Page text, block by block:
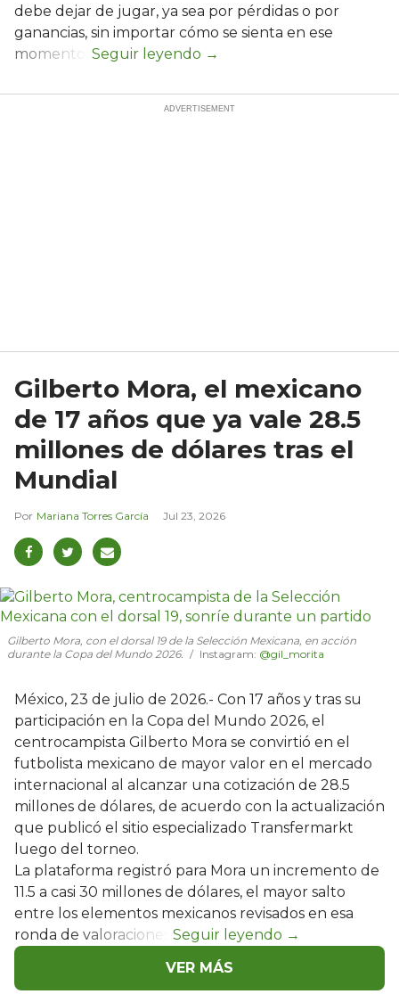
debe dejar de jugar, ya sea por pérdidas o por
ganancias, sin importar cómo se sienta en ese
momento.
Gilberto Mora, el mexicano
de 17 años que ya vale 28.5
millones de dólares tras el
Mundial
Mariana Torres García Jul 23, 2026
Gilberto Mora, con el dorsal 19 de la Selección Mexicana, en acción
durante la Copa del Mundo 2026.
Instagram: @gil_morita
México, 23 de julio de 2026.- Con 17 años y tras su
participación en la Copa del Mundo 2026, el
centrocampista Gilberto Mora se convirtió en el
futbolista mexicano de mayor valor en el mercado
internacional al alcanzar una cotización de 28.5
millones de dólares, de acuerdo con la actualización
que publicó el sitio especializado Transfermarkt
luego del torneo.
La plataforma registró para Mora un incremento de
11.5 a casi 30 millones de dólares, el mayor salto
entre los elementos mexicanos revisados en esa
ronda de valoraciones.
VER MÁS